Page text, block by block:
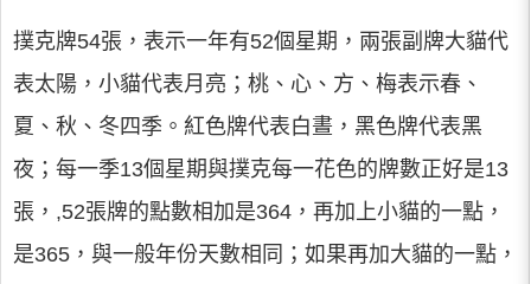
撲克牌54張，表示一年有52個星期，兩張副牌大貓代
表太陽，小貓代表月亮；桃、心、方、梅表示春、
夏、秋、冬四季。紅色牌代表白晝，黑色牌代表黑
夜；每一季13個星期與撲克每一花色的牌數正好是13
張，,52張牌的點數相加是364，再加上小貓的一點，
是365，與一般年份天數相同；如果再加大貓的一點，